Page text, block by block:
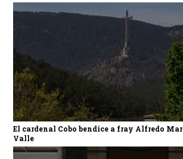
El cardenal Cobo bendice a fray Alfredo
Valle